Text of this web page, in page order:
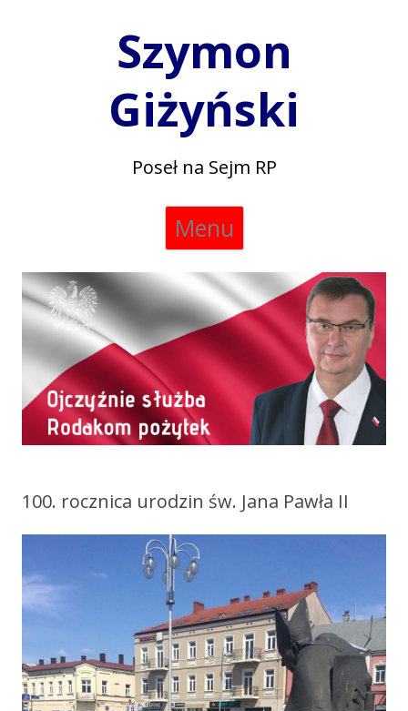
Szymon
Giżyński
Poseł na Sejm RP
Menu
Skip
100. rocznica urodzin św. Jana Pawła II